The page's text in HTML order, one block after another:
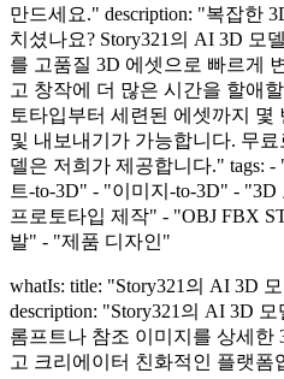
만드세요." description: "복잡한
치셨나요? Story321의 AI 3D 모
를 고품질 3D 에셋으로 빠르게
고 창작에 더 많은 시간을 할애
토타입부터 세련된 에셋까지 몇
및 내보내기가 가능합니다. 무
델은 저희가 제공합니다." tags:
트-to-3D" - "이미지-to-3D" -
프로토타입 제작" - "OBJ FBX
발" - "제품 디자인"
whatIs: title: "Story321의 AI 3D
description: "Story321의 AI 3D
롬프트나 참조 이미지를 상세한
고 크리에이터 친화적인 플랫폼